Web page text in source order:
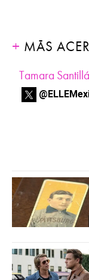
MÁS
Tamara